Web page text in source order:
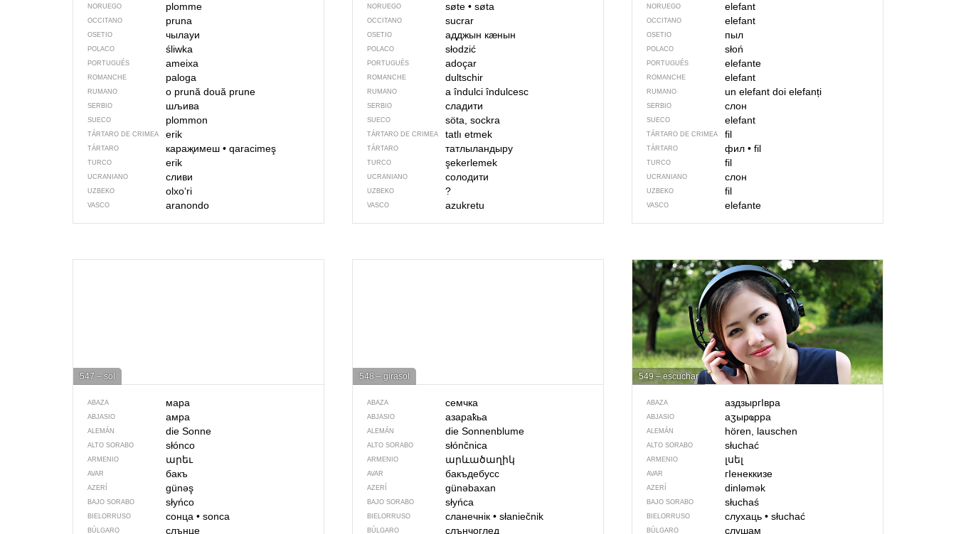
NORUEGO plomme
OCCITANO pruna
OSETIO чылауи
POLACO śliwka
PORTUGUÉS ameixa
ROMANCHE paloga
RUMANO o prună două prune
SERBIO шљива
SUECO plommon
TÁRTARO DE CRIMEA erik
TÁRTARO караҗимеш •qaracimeş
TURCO erik
UCRANIANO сливи
UZBEKO olxoʻri
VASCO aranondo
NORUEGO søte • søta
OCCITANO sucrar
OSETIO адджын кӕнын
POLACO słodzić
PORTUGUÉS adoçar
ROMANCHE dultschir
RUMANO a îndulciîndulcesc
SERBIO сладити
SUECO söta, sockra
TÁRTARO DE CRIMEA tatlı etmek
TÁRTARO татлыландыру
TURCO şekerlemek
UCRANIANO солодити
UZBEKO ?
VASCO azukretu
NORUEGO elefant
OCCITANO elefant
OSETIO пыл
POLACO słoń
PORTUGUÉS elefante
ROMANCHE elefant
RUMANO un elefantdoi elefanți
SERBIO слон
SUECO elefant
TÁRTARO DE CRIMEA fil
TÁRTARO фил• fil
TURCO fil
UCRANIANO слон
UZBEKO fil
VASCO elefante
547 – sol
ABAZA мара
ABJASIO амра
ALEMÁN die Sonne
ALTO SORABO słónco
ARMENIO արեւ
AVAR бакъ
AZERÍ günəş
BAJO SORABO słyńco
BIELORRUSO сонца •sonca
BÚLGARO слънце
548 – girasol
ABAZA семчка
ABJASIO азараҟьа
ALEMÁN die Sonnenblume
ALTO SORABO słónčnica
ARMENIO արևածաղիկ
AVAR бакъдебусс
AZERÍ günəbaxan
BAJO SORABO słyńca
BIELORRUSO сланечнік • słaniečnik
BÚLGARO слънчоглед
549 – escuchar
ABAZA аздзыр­гIвра
ABJASIO аӡырҩрра
ALEMÁN hören, lauschen
ALTO SORABO słuchać
ARMENIO լսել
AVAR гIенеккизе
AZERÍ dinləmək
BAJO SORABO słuchaś
BIELORRUSO слухаць• słuchać
BÚLGARO слушам